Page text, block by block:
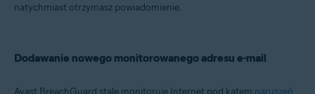
natychmiast otrzymasz powiadomienie.
Dodawanie nowego monitorowanego adresu e-mail
Avast BreachGuard stale monitoruje Internet pod kątem naruszeń